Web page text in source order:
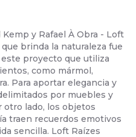
y Rafael À Obra - Loft
brinda la naturaleza fue
proyecto que utiliza
como mármol,
Para aportar elegancia y
por muebles y
otro lado, los objetos
traen recuerdos emotivos
sencilla. Loft Raízes